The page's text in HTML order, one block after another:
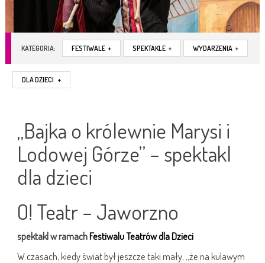
KATEGORIA: FESTIWALE + SPEKTAKLE + WYDARZENIA +
DLA DZIECI +
„Bajka o królewnie Marysi i
Lodowej Górze” – spektakl
dla dzieci
O! Teatr – Jaworzno
spektakl w ramachFestiwalu Teatrów dla Dzieci
W czasach, kiedy świat był jeszcze taki mały, „że na kulawym